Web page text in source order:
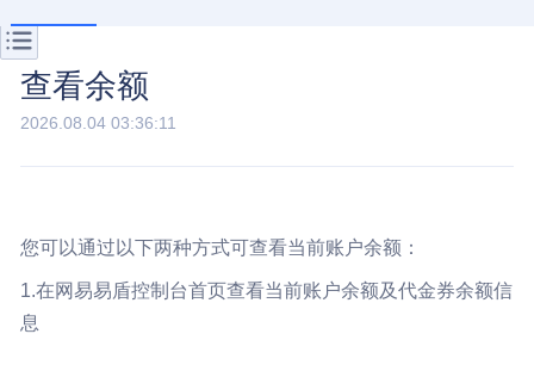
查看余额
2026.08.04 03:36:11
您可以通过以下两种方式可查看当前账户余额：
1.在网易易盾控制台首页查看当前账户余额及代金券余额信
息